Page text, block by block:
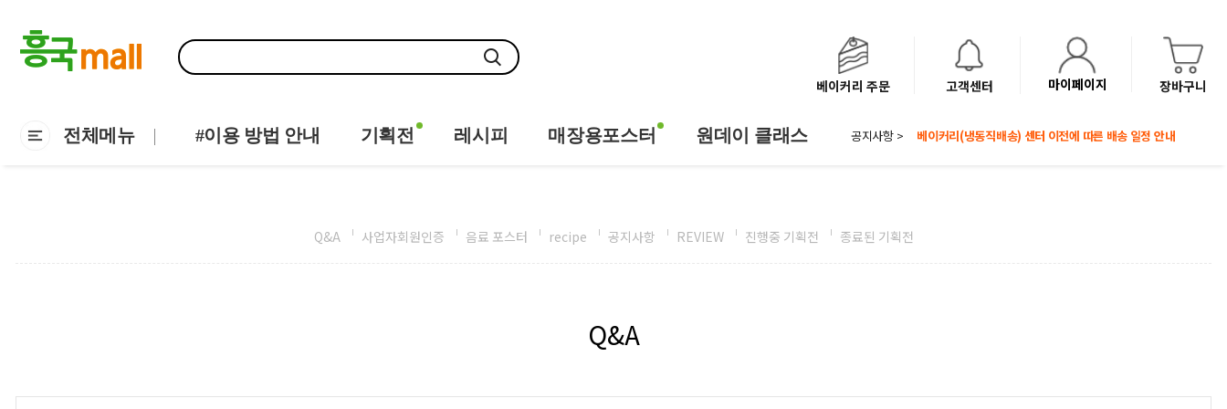
베이커리 주문 고객센터 마이페이지 장바구니
전체메뉴 #이용 방법 안내 기획전 레시피 매장용포스터 원데이 클래스 공지사항 > 8월 광복절 배송안내
Q&A 사업자회원인증 음료 포스터 recipe 공지사항 REVIEW 진행중 기획전 종료된 기획전
Q&A